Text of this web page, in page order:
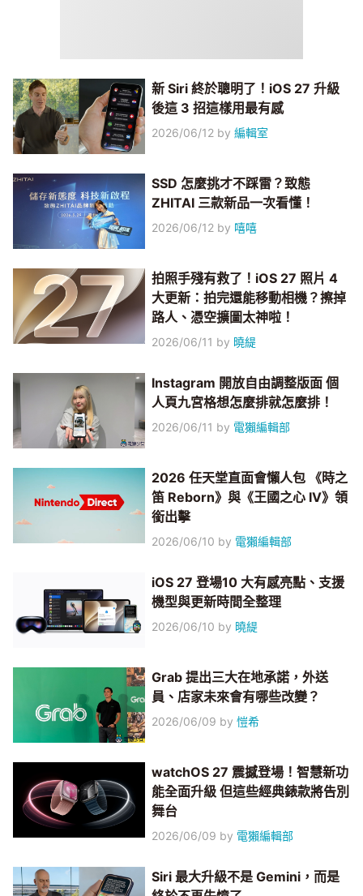
新 Siri 終於聰明了！iOS 27 升級
後這 3 招這樣用最有感
2026/06/12 by編輯室
SSD 怎麼挑才不踩雷？致態
ZHITAI 三款新品一次看懂！
2026/06/12 by 嘻嘻
拍照手殘有救了！iOS 27 照片 4
大更新：拍完還能移動相機？擦掉
路人、憑空擴圖太神啦！
2026/06/11 by 曉緹
Instagram 開放自由調整版面 個
人頁九宮格想怎麼排就怎麼排！
2026/06/11 by 電獺編輯部
2026 任天堂直面會懶人包 《時之
笛 Reborn》與《王國之心 IV》領
銜出擊
2026/06/10 by 電獺編輯部
iOS 27 登場10 大有感亮點、支援
機型與更新時間全整理
2026/06/10 by 曉緹
Grab 提出三大在地承諾，外送
員、店家未來會有哪些改變？
2026/06/09 by愷希
watchOS 27 震撼登場！智慧新功
能全面升級 但這些經典錶款將告別
舞台
2026/06/09 by 電獺編輯部
Siri 最大升級不是 Gemini，而是